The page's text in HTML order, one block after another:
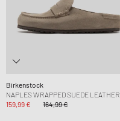
Birkenstock
NAPLES WRAPPED SUEDE LEATHER
159,99 €
164,99 €